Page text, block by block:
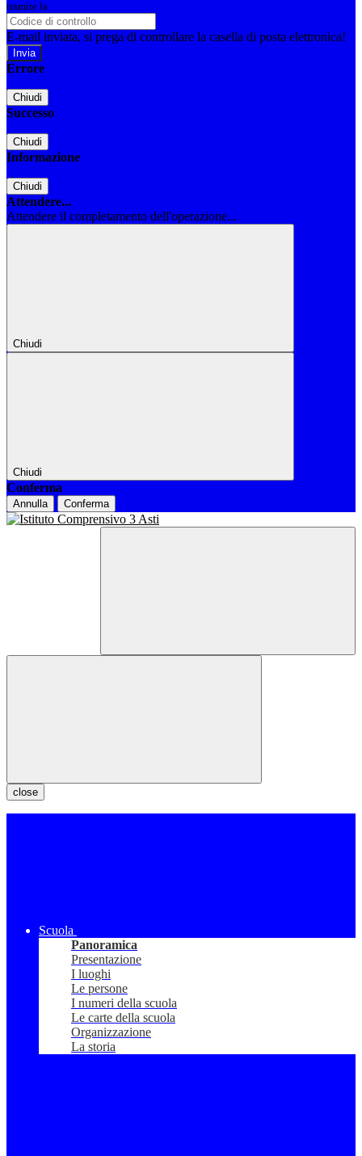
tramite la
E-mail inviata, si prega di controllare la casella di posta elettronica!
Errore
Chiudi
Successo
Chiudi
Informazione
Chiudi
Attendere...
Attendere il completamento dell'operazione...
Chiudi
Chiudi
Conferma
Annulla Conferma
close
Scuola
Panoramica
Presentazione
I luoghi
Le persone
I numeri della scuola
Le carte della scuola
Organizzazione
La storia